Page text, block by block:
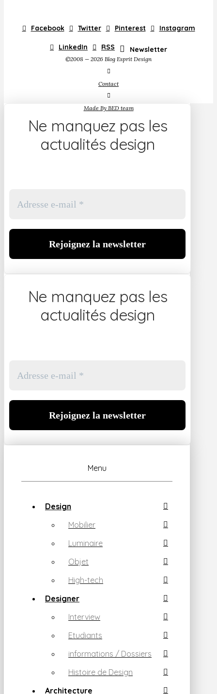
Facebook Twitter Pinterest Instagram
LinkedIn RSS Newsletter
©2008 — 2026 Blog Esprit Design
Contact
Made By BED team
Ne manquez pas les
actualités design
Ne manquez pas les
actualités design
Menu
Design
Mobilier
Luminaire
Objet
High-tech
Designer
Interview
Etudiants
informations / Dossiers
Histoire de Design
Architecture